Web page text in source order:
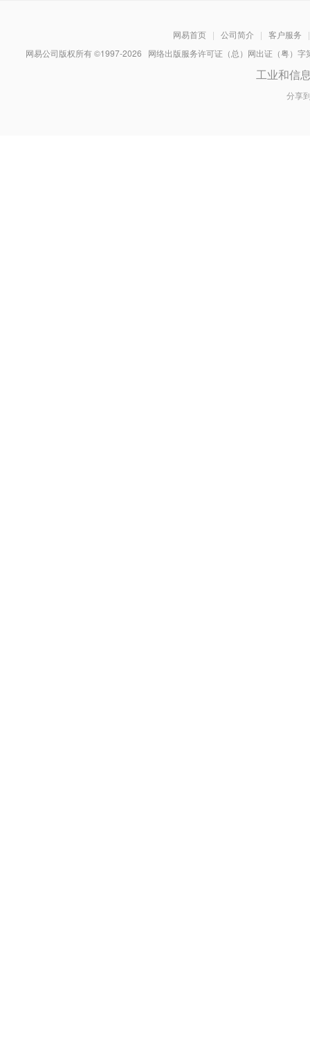
网易首页 | 公司简介 | 客户服务
|
网易公司版权所有 ©1997-2026 网络出版服务许可证（总）网出证（粤）
工业和信
分享